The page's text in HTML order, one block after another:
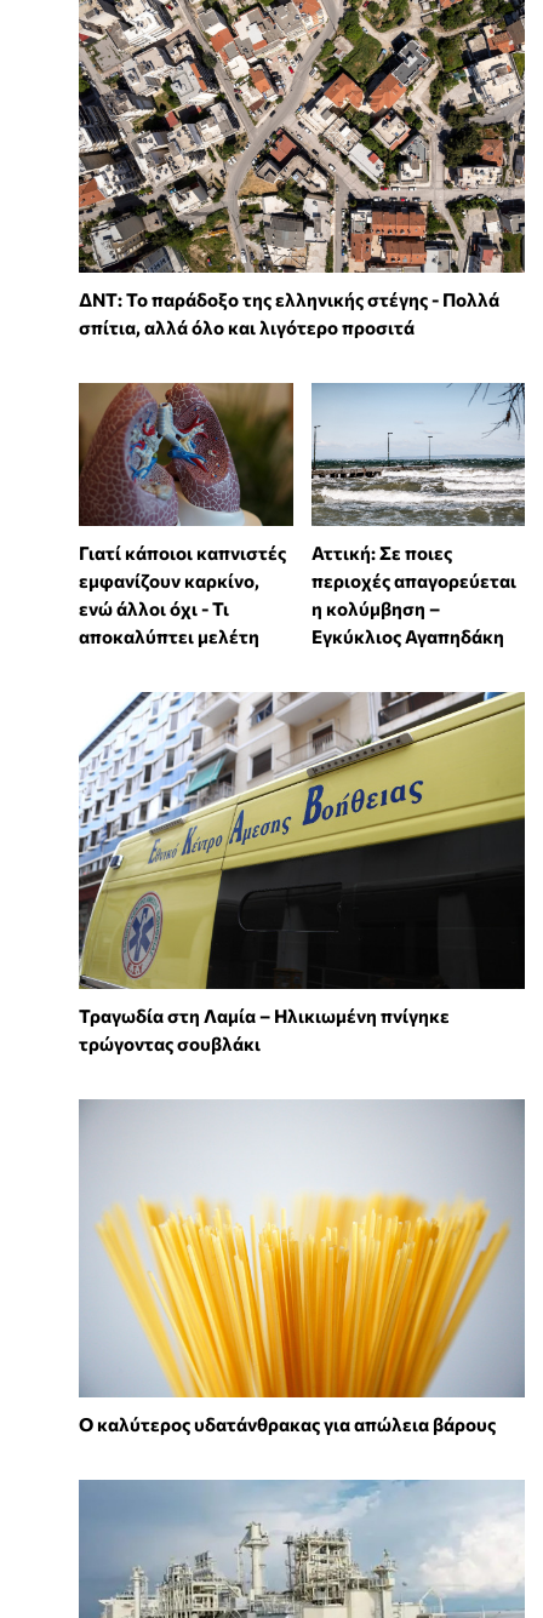
ΔΝΤ: Το παράδοξο της ελληνικής στέγης - Πολλά
σπίτια, αλλά όλο και λιγότερο προσιτά
Γιατί κάποιοι καπνιστές
εμφανίζουν καρκίνο,
ενώ άλλοι όχι - Τι
αποκαλύπτει μελέτη
Αττική: Σε ποιες
περιοχές απαγορεύεται
η κολύμβηση –
Εγκύκλιος Αγαπηδάκη
Τραγωδία στη Λαμία – Ηλικιωμένη πνίγηκε
τρώγοντας σουβλάκι
Ο καλύτερος υδατάνθρακας για απώλεια βάρους